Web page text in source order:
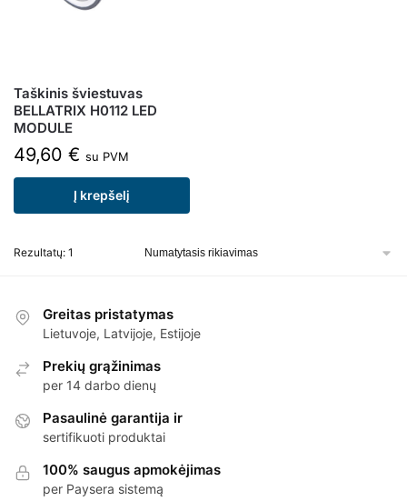
Taškinis šviestuvas
BELLATRIX H0112 LED
MODULE
49,60 € su PVM
Į krepšelį
Rezultatų: 1
Greitas pristatymas
Lietuvoje, Latvijoje, Estijoje
Prekių grąžinimas
per 14 darbo dienų
Pasaulinė garantija ir
sertifikuoti produktai
100% saugus apmokėjimas
per Paysera sistemą